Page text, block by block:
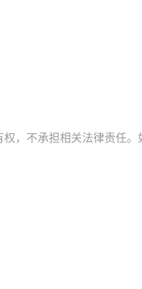
不承担相关法律责任。